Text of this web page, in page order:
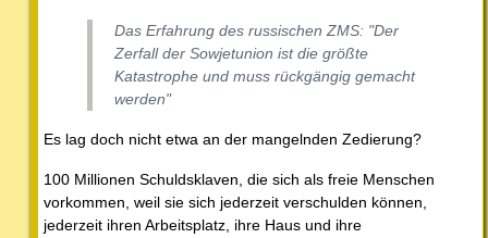
Das Erfahrung des russischen ZMS: "Der
Zerfall der Sowjetunion ist die größte
Katastrophe und muss rückgängig gemacht
werden"
Es lag doch nicht etwa an der mangelnden Zedierung?
100 Millionen Schuldsklaven, die sich als freie Menschen
vorkommen, weil sie sich jederzeit verschulden können,
jederzeit ihren Arbeitsplatz, ihre Haus und ihre